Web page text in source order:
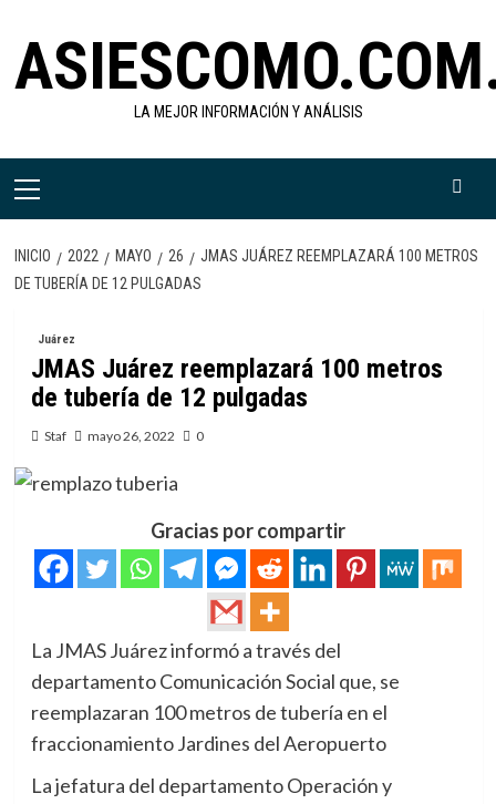
contenido
LA MEJOR INFORMACIÓN Y ANÁLISIS
Menú
INICIO 2022 MAYO 26
JMAS JUÁREZ REEMPLAZARÁ 100 METROS
DE TUBERÍA DE 12 PULGADAS
Juárez
JMAS Juárez reemplazará 100 metros
de tubería de 12 pulgadas
Staf mayo 26, 2022 0
Gracias por compartir
La JMAS Juárez informó a través del
departamento Comunicación Social que, se
reemplazaran 100 metros de tubería en el
fraccionamiento Jardines del Aeropuerto
La jefatura del departamento Operación y